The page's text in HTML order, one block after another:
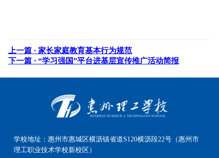
上一篇 · 家长家庭教育基本行为规范
下一篇 · “学习强国”平台进基层宣传推广活动简报
学校地址：惠州市惠城区横沥镇省道S120横沥段22号（惠州市
理工职业技术学校新校区）